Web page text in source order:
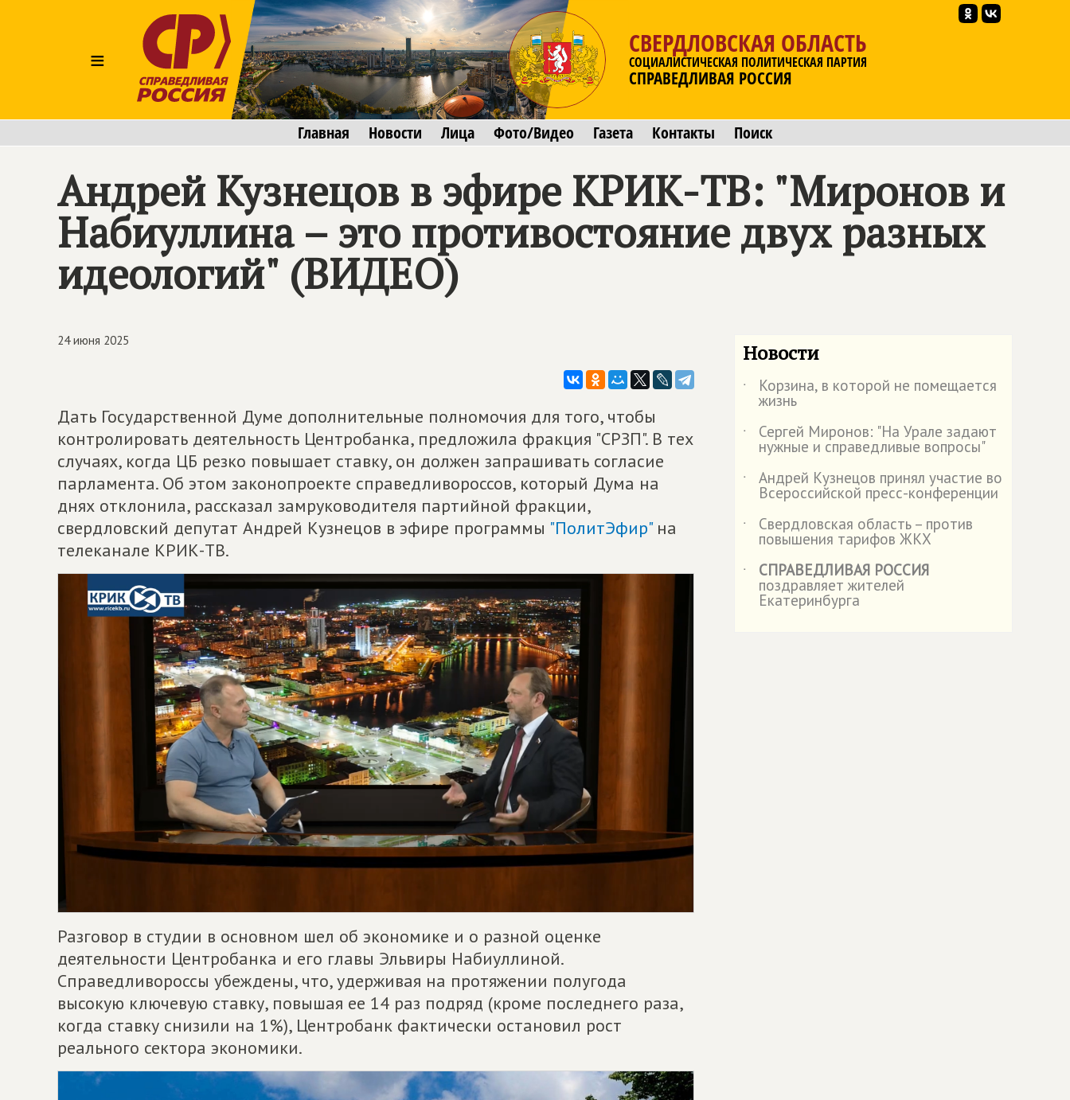
≡
СВЕРДЛОВСКАЯ ОБЛАСТЬ
СОЦИАЛИСТИЧЕСКАЯ ПОЛИТИЧЕСКАЯ ПАРТИЯ
СПРАВЕДЛИВАЯ РОССИЯ
Главная Новости Лица Фото/Видео Газета Контакты Поиск
Андрей Кузнецов в эфире КРИК-ТВ: "Миронов и
Набиуллина – это противостояние двух разных
идеологий" (ВИДЕО)
24 июня 2025
Дать Государственной Думе дополнительные полномочия для того, чтобы
контролировать деятельность Центробанка, предложила фракция "СРЗП". В тех
случаях, когда ЦБ резко повышает ставку, он должен запрашивать согласие
парламента. Об этом законопроекте справедливороссов, который Дума на
днях отклонила, рассказал замруководителя партийной фракции,
свердловский депутат Андрей Кузнецов в эфире программы "ПолитЭфир"на
телеканале КРИК-ТВ.
Разговор в студии в основном шел об экономике и о разной оценке
деятельности Центробанка и его главы Эльвиры Набиуллиной.
Справедливороссы убеждены, что, удерживая на протяжении полугода
высокую ключевую ставку, повышая ее 14 раз подряд (кроме последнего раза,
когда ставку снизили на 1%), Центробанк фактически остановил рост
реального сектора экономики.
Новости
˙ Корзина, в которой не помещается
жизнь
˙
Сергей Миронов: "На Урале задают
нужные и справедливые вопросы"
˙
Андрей Кузнецов принял участие во
Всероссийской пресс-конференции
˙
Свердловская область – против
повышения тарифов ЖКХ
˙
СПРАВЕДЛИВАЯ РОССИЯ
поздравляет жителей
Екатеринбурга